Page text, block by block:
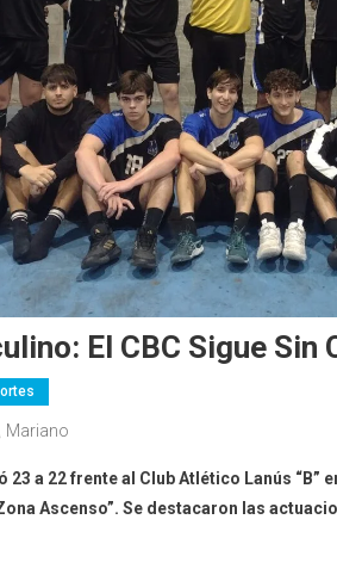
El CBC Sigue Sin
Mariano
23 a 22 frente al Club Atlético Lanús
Ascenso”. Se destacaron las